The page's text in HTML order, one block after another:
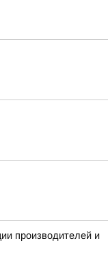
производителей и